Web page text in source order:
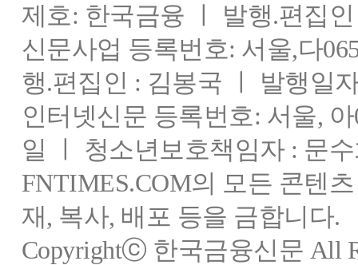
제호: 한국금융 ㅣ 발행.편집
신문사업 등록번호: 서울,다
행.편집인 : 김봉국 ㅣ 발행일
인터넷신문 등록번호: 서울,
일 ㅣ 청소년보호책임자 : 문
FNTIMES.COM의 모든 콘텐
재, 복사, 배포 등을 금합니다.
Copyrightⓒ 한국금융신문 All